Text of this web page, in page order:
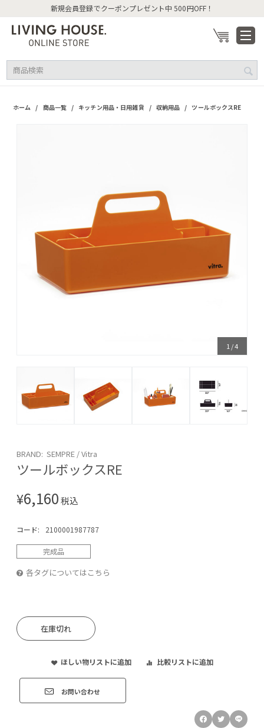
新規会員登録でクーポンプレゼント中 500円OFF！
ホーム / 商品一覧 / キッチン用品・日用雑貨 / 収納用品 / ツールボックスRE
1 /4
BRAND: SEMPRE / Vitra
ツールボックスRE
¥6,160税込
コード: 2100001987787
完成品
各タグについてはこちら
在庫切れ
ほしい物リストに追加 比較リストに追加
お問い合わせ